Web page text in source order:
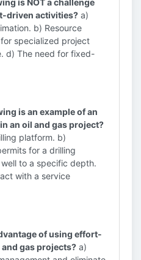
is NOT a challenge
driven activities? a)
b) Resource
specialized project
d) The need for fixed-
is an example of an
an oil and gas project?
platform. b)
for a drilling
to a specific depth.
with a service
of using effort-
gas projects? a)